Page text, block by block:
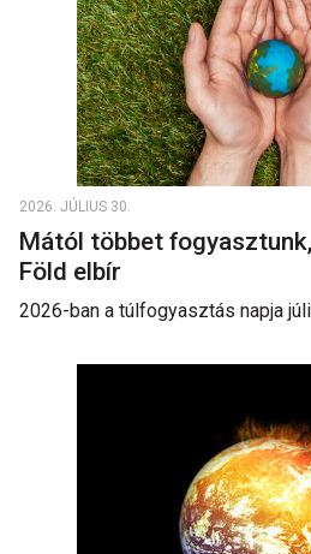
2026. JÚLIUS 30.
Mától többet
Föld elbír
2026-ban a túlfogyasztás napja